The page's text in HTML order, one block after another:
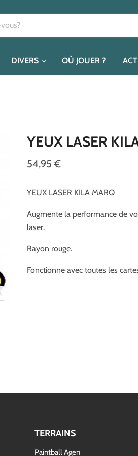
DIVERS OÙ JOUER ?
YEUX LASER
54,95 €
YEUX LASER KILA MARQ
Augmente la performance de
laser.
Rayon rouge.
Fonctionne avec toutes les
TERRAINS
Paintball Agen